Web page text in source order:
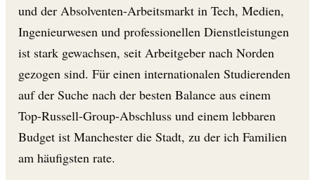
und der Absolventen-Arbeitsmarkt in Tech, Medien,
Ingenieurwesen und professionellen Dienstleistungen
ist stark gewachsen, seit Arbeitgeber nach Norden
gezogen sind. Für einen internationalen Studierenden
auf der Suche nach der besten Balance aus einem
Top-Russell-Group-Abschluss und einem lebbaren
Budget ist Manchester die Stadt, zu der ich Familien
am häufigsten rate.